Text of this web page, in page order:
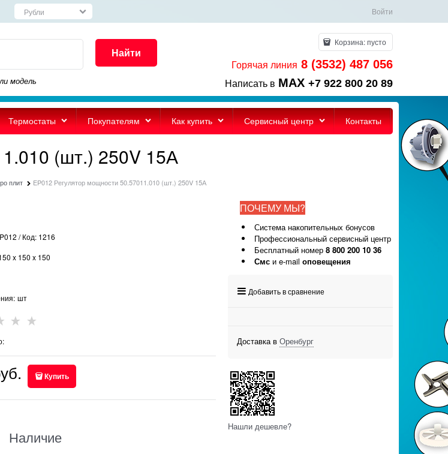
Войти
Найти
модель
Корзина:пусто
Горячая линия 8 (3532) 487 056
Написать в MAX +7 922 800 20 89
Термостаты Покупателям Как купить Сервисный центр Контакты
(шт.) 250V 15А
плит EP012 Регулятор мощности 50.57011.010 (шт.) 250V 15А
/ Код: 1216
x 150 x 150
шт
Купить
Наличие
ПОЧЕМУ МЫ?
Система накопительных бонусов
Профессиональный сервисный центр
Бесплатный номер 8 800 200 10 36
Смс и e-mail оповещения
Добавить в сравнение
Доставка в Оренбург
Нашли дешевле?